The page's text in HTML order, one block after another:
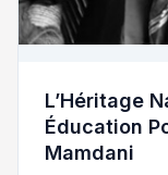
L’Héritage
Éducation
Mamdani